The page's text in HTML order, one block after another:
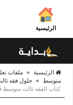
الرئيسية
الرئيسية » ملفات
متوسط » حلول فقه
كتاب الفقه ثالث متوسط ف1